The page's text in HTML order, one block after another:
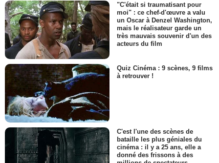
"C'était si traumatisant pour
moi" : ce chef-d'œuvre a valu
un Oscar à Denzel Washington,
mais le réalisateur garde un
très mauvais souvenir d'un des
acteurs du film
Quiz Cinéma : 9 scènes, 9 films
à retrouver !
C'est l'une des scènes de
bataille les plus géniales du
cinéma : il y a 25 ans, elle a
donné des frissons à des